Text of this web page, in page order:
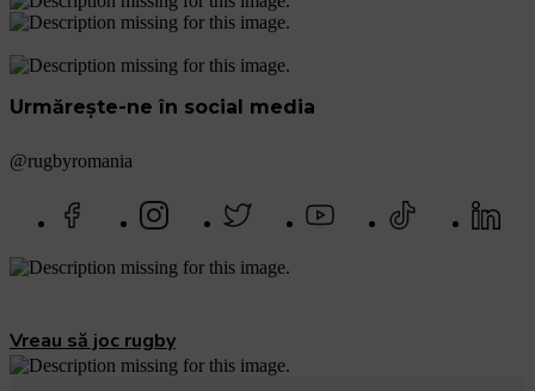
Urmărește-ne în social media
@rugbyromania
Vreau să joc rugby